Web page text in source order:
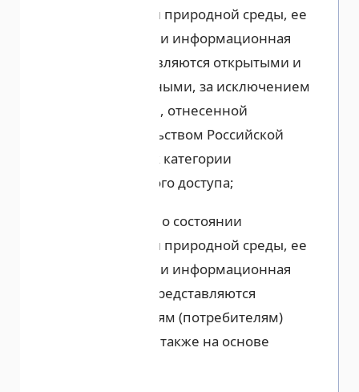
окружающей природной среды, ее
загрязнении и информационная
продукция являются открытыми и
общедоступными, за исключением
информации, отнесенной
законодательством Российской
Федерации к категории
ограниченного доступа;
информация о состоянии
окружающей природной среды, ее
загрязнении и информационная
продукция представляются
пользователям (потребителям)
бесплатно, а также на основе